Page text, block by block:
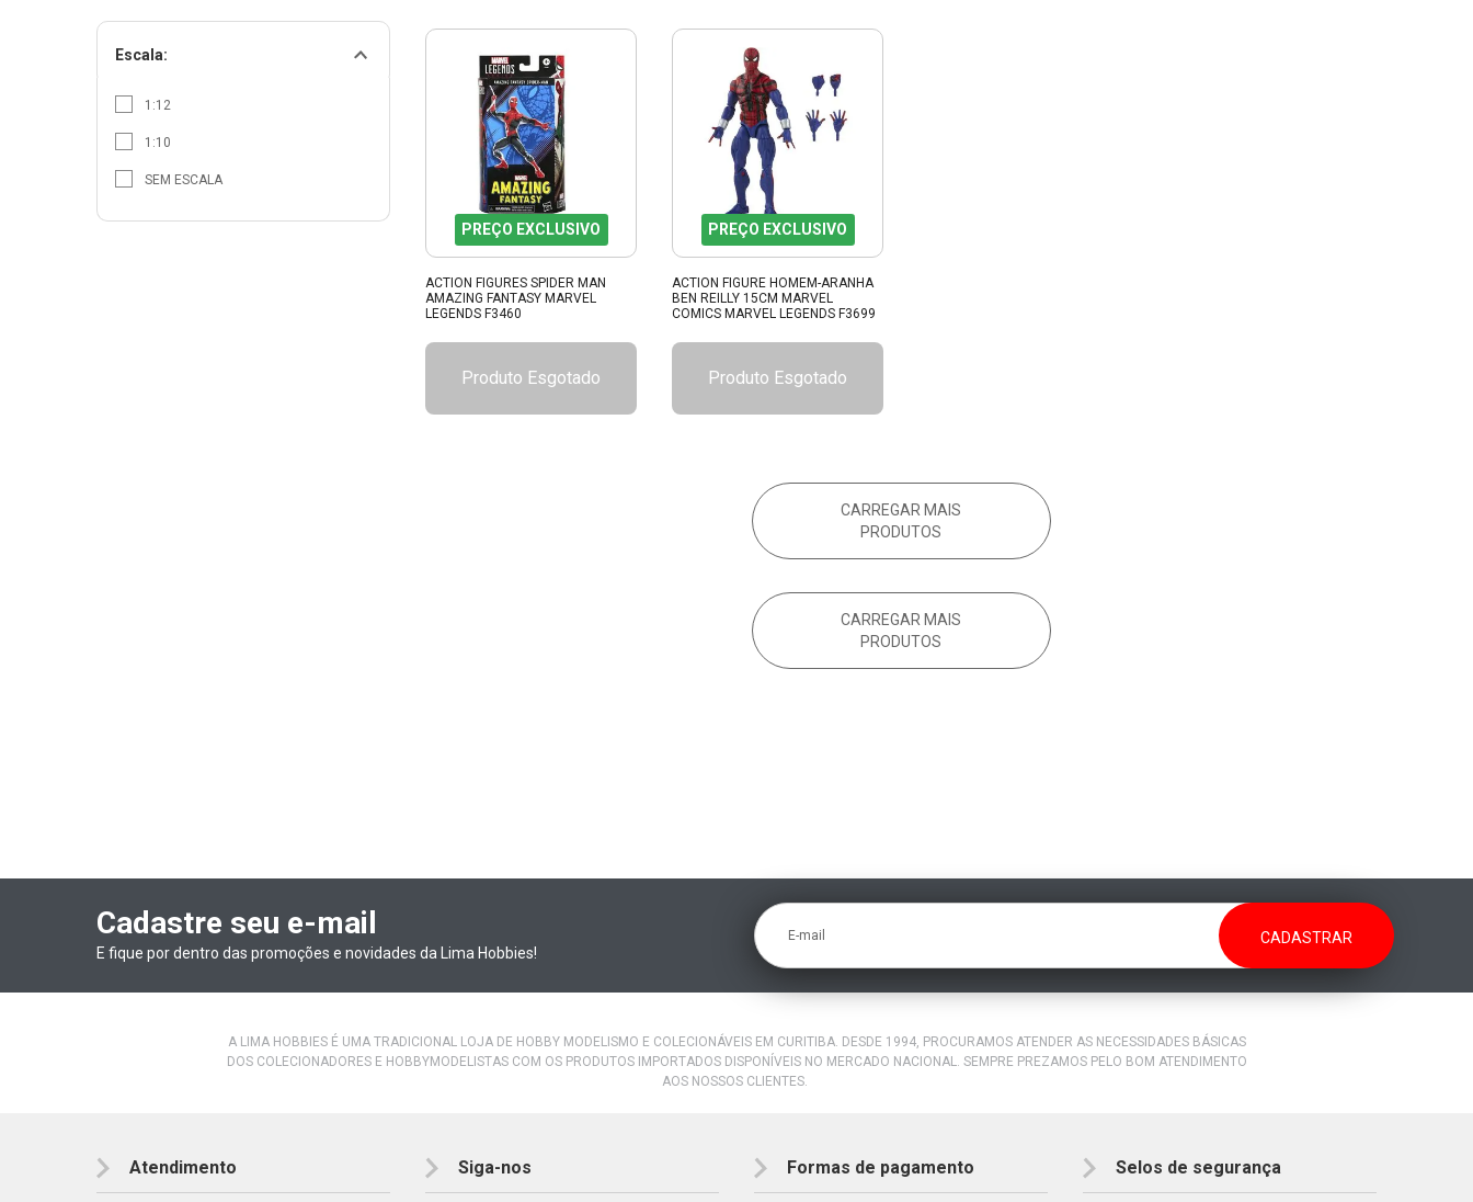
Escala:
1:12
1:10
SEM ESCALA
PREÇO EXCLUSIVO
ACTION FIGURES SPIDER MAN
AMAZING FANTASY MARVEL
LEGENDS F3460
Produto Esgotado
PREÇO EXCLUSIVO
ACTION FIGURE HOMEM-ARANHA
BEN REILLY 15CM MARVEL
COMICS MARVEL LEGENDS F3699
Produto Esgotado
CARREGAR MAIS
PRODUTOS
CARREGAR MAIS
PRODUTOS
Cadastre seu e-mail
E fique por dentro das promoções e novidades da Lima Hobbies!
E-mail
A LIMA HOBBIES É UMA TRADICIONAL LOJA DE HOBBY MODELISMO E COLECIONÁVEIS EM CURITIBA. DESDE 1994, PROCURAMOS ATENDER AS NECESSIDADES BÁSICAS
DOS COLECIONADORES E HOBBYMODELISTAS COM OS PRODUTOS IMPORTADOS DISPONÍVEIS NO MERCADO NACIONAL. SEMPRE PREZAMOS PELO BOM ATENDIMENTO
AOS NOSSOS CLIENTES.
Atendimento Siga-nos Formas de pagamento Selos de segurança